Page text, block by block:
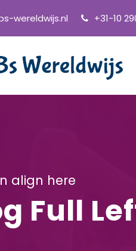
wereldwijs.nl +31-10
align here
Full